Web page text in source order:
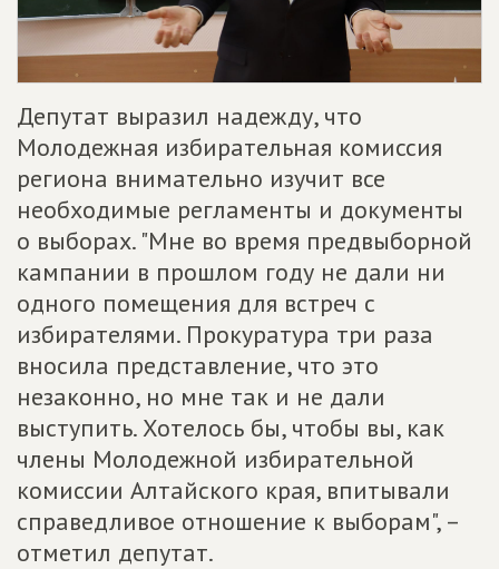
Депутат выразил надежду, что
Молодежная избирательная комиссия
региона внимательно изучит все
необходимые регламенты и документы
о выборах. "Мне во время предвыборной
кампании в прошлом году не дали ни
одного помещения для встреч с
избирателями. Прокуратура три раза
вносила представление, что это
незаконно, но мне так и не дали
выступить. Хотелось бы, чтобы вы, как
члены Молодежной избирательной
комиссии Алтайского края, впитывали
справедливое отношение к выборам", –
отметил депутат.